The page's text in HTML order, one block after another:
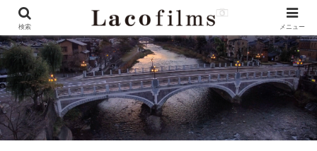
検索 メニュー